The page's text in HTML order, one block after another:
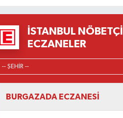
İSTANBUL NÖBETÇI
ECZANELER
BURGAZADA ECZANESİ